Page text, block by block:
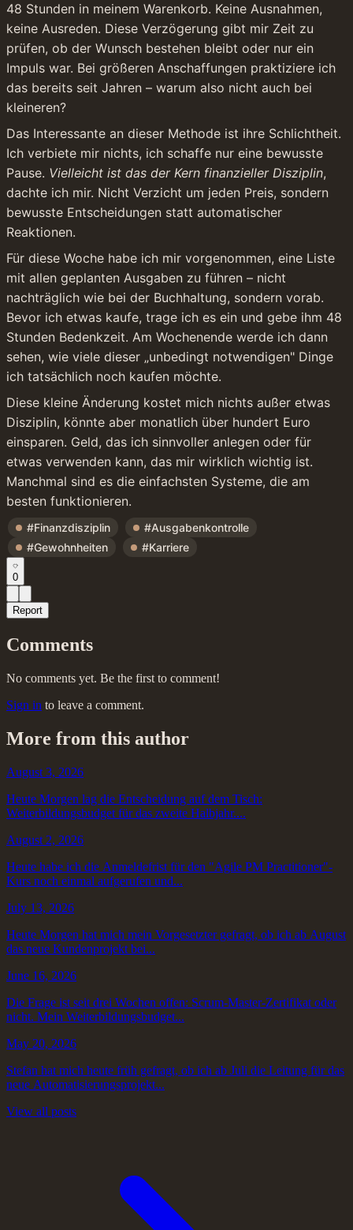
48 Stunden in meinem Warenkorb. Keine Ausnahmen,
keine Ausreden. Diese Verzögerung gibt mir Zeit zu
prüfen, ob der Wunsch bestehen bleibt oder nur ein
Impuls war. Bei größeren Anschaffungen praktiziere ich
das bereits seit Jahren – warum also nicht auch bei
kleineren?
Das Interessante an dieser Methode ist ihre Schlichtheit.
Ich verbiete mir nichts, ich schaffe nur eine bewusste
Pause. Vielleicht ist das der Kern finanzieller Disziplin,
dachte ich mir. Nicht Verzicht um jeden Preis, sondern
bewusste Entscheidungen statt automatischer
Reaktionen.
Für diese Woche habe ich mir vorgenommen, eine Liste
mit allen geplanten Ausgaben zu führen – nicht
nachträglich wie bei der Buchhaltung, sondern vorab.
Bevor ich etwas kaufe, trage ich es ein und gebe ihm 48
Stunden Bedenkzeit. Am Wochenende werde ich dann
sehen, wie viele dieser „unbedingt notwendigen" Dinge
ich tatsächlich noch kaufen möchte.
Diese kleine Änderung kostet mich nichts außer etwas
Disziplin, könnte aber monatlich über hundert Euro
einsparen. Geld, das ich sinnvoller anlegen oder für
etwas verwenden kann, das mir wirklich wichtig ist.
Manchmal sind es die einfachsten Systeme, die am
besten funktionieren.
#Finanzdisziplin
#Ausgabenkontrolle
#Gewohnheiten
#Karriere
0
Report
Comments
No comments yet. Be the first to comment!
Sign in to leave a comment.
More from this author
August 3, 2026
Heute Morgen lag die Entscheidung auf dem Tisch:
Weiterbildungsbudget für das zweite Halbjahr....
August 2, 2026
Heute habe ich die Anmeldefrist für den "Agile PM Practitioner"-
Kurs noch einmal aufgerufen und...
July 13, 2026
Heute Morgen hat mich mein Vorgesetzter gefragt, ob ich ab August
das neue Kundenprojekt bei...
June 16, 2026
Die Frage ist seit drei Wochen offen: Scrum-Master-Zertifikat oder
nicht. Mein Weiterbildungsbudget...
May 20, 2026
Stefan hat mich heute früh gefragt, ob ich ab Juli die Leitung für das
neue Automatisierungsprojekt...
View all posts